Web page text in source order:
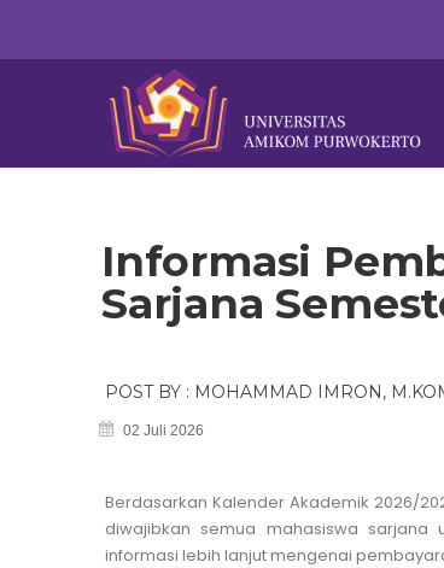
Informasi
Sarjana
POST BY : MOHAMMAD IMRON,
02 Juli 2026
Berdasarkan Kalender Akademik 2026/
diwajibkan semua mahasiswa sarjana
informasi lebih lanjut mengenai